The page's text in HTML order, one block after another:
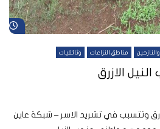
والنازحين مناطق النزاعات وثائقيات
الازرق
وتتسبب في تشريد الاسر – شبكة عاين